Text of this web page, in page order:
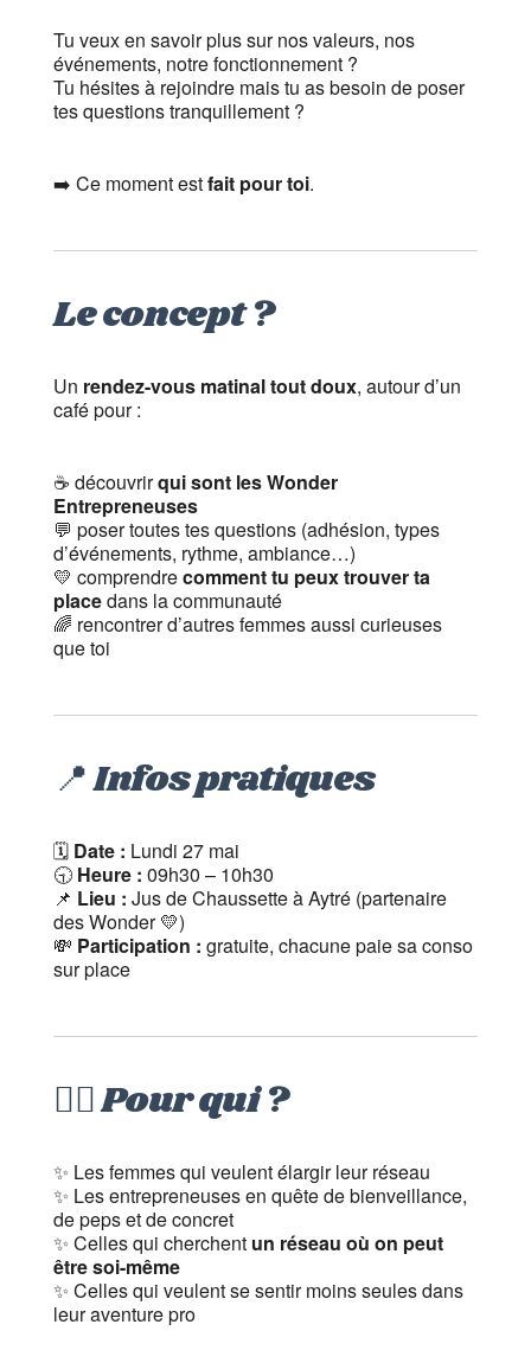
Tu veux en savoir plus sur nos valeurs, nos
événements, notre fonctionnement ?
Tu hésites à rejoindre mais tu as besoin de poser
tes questions tranquillement ?
➡️ Ce moment estfait pour toi.
Le concept ?
Un rendez-vous matinal tout doux, autour d’un
café pour :
☕ découvrirqui sont les Wonder
Entrepreneuses
💬 poser toutes tes questions (adhésion, types
d’événements, rythme, ambiance…)
💛 comprendrecomment tu peux trouver ta
placedans la communauté
🌈 rencontrer d’autres femmes aussi curieuses
que toi
📍 Infos pratiques
🗓 Date : Lundi 27 mai
🕤 Heure : 09h30 – 10h30
📌 Lieu : Jus de Chaussette à Aytré (partenaire
des Wonder 💛)
💸 Participation : gratuite, chacune paie sa conso
sur place
🙋‍♀️ Pour qui ?
✨ Les femmes qui veulent élargir leur réseau
✨ Les entrepreneuses en quête de bienveillance,
de peps et de concret
✨ Celles qui cherchent un réseau où on peut
être soi-même
✨ Celles qui veulent se sentir moins seules dans
leur aventure pro